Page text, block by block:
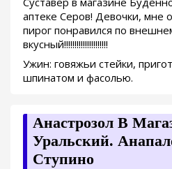
аптеке Серов! Девочки, мне
пирог понравился по
вкусный!!!!!!!!!!!!!!!!!!!!!
Ужин: говяжьи стейки,
шпинатом и фасолью.
Анастрозол В
Уральский.
Ступино